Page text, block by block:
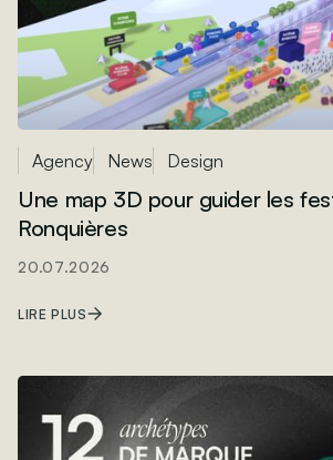
Agency News Design
Une map 3D pour guider les
Ronquières
20.07.2026
LIRE PLUS